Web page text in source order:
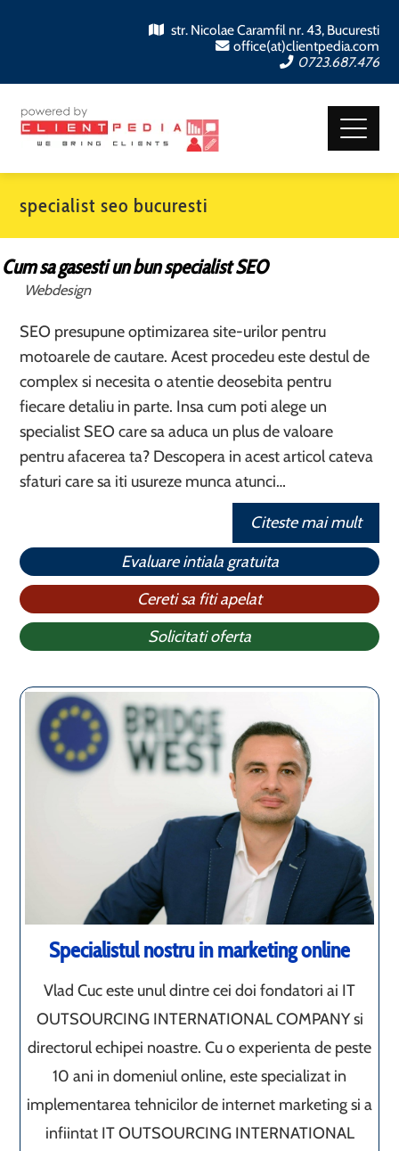
str. Nicolae Caramfil nr. 43, Bucuresti
office(at)clientpedia.com
0723.687.476
specialist seo bucuresti
Cum sa gasesti un bun specialist SEO
Webdesign
SEO presupune optimizarea site-urilor pentru
motoarele de cautare. Acest procedeu este destul de
complex si necesita o atentie deosebita pentru
fiecare detaliu in parte. Insa cum poti alege un
specialist SEO care sa aduca un plus de valoare
pentru afacerea ta? Descopera in acest articol cateva
sfaturi care sa iti usureze munca atunci…
Citeste mai mult
Evaluare intiala gratuita
Cereti sa fiti apelat
Solicitati oferta
Specialistul nostru in marketing online
Vlad Cuc este unul dintre cei doi fondatori ai IT
OUTSOURCING INTERNATIONAL COMPANY si
directorul echipei noastre. Cu o experienta de peste
10 ani in domeniul online, este specializat in
implementarea tehnicilor de internet marketing si a
infiintat IT OUTSOURCING INTERNATIONAL